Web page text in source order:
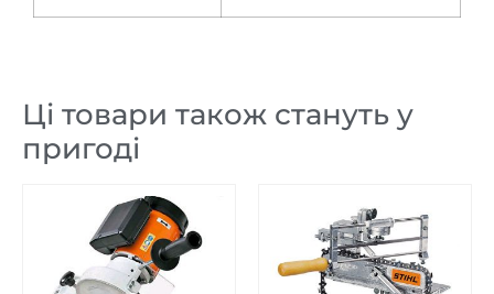
Ці товари також стануть у
пригоді